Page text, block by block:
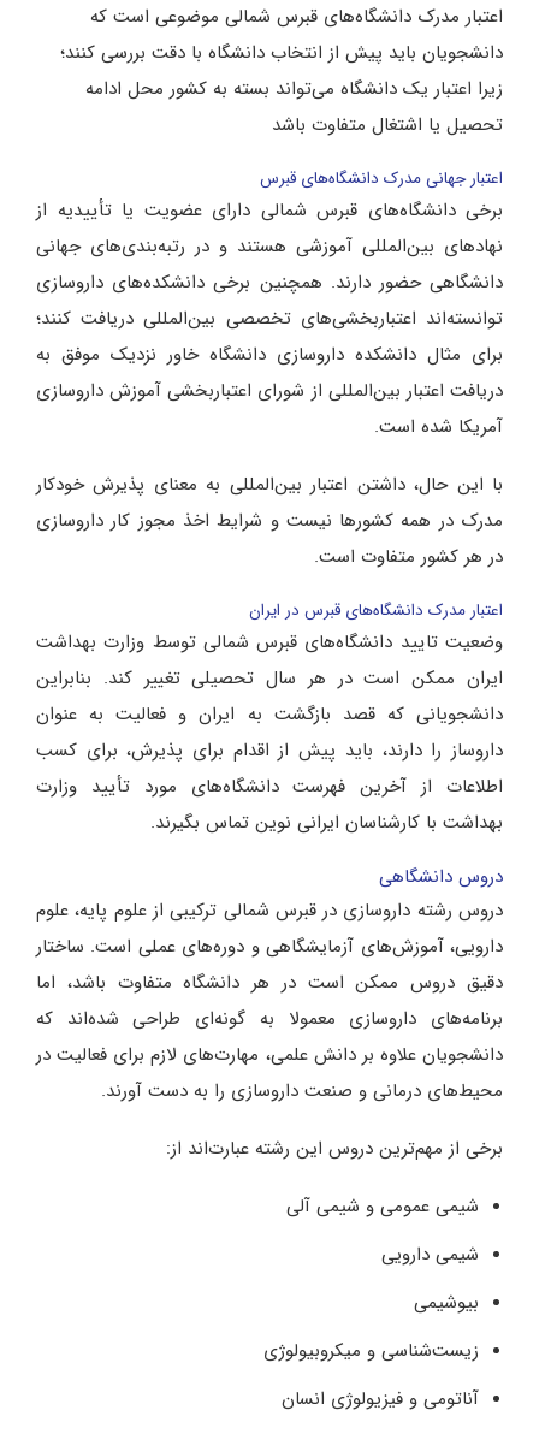
اعتبار مدرک دانشگاه‌های قبرس شمالی موضوعی است که
دانشجویان باید پیش از انتخاب دانشگاه با دقت بررسی کنند؛
زیرا اعتبار یک دانشگاه می‌تواند بسته به کشور محل ادامه
تحصیل یا اشتغال متفاوت باشد
اعتبار جهانی مدرک دانشگاه‌های قبرس
برخی دانشگاه‌های قبرس شمالی دارای عضویت یا تأییدیه از
نهادهای بین‌المللی آموزشی هستند و در رتبه‌بندی‌های جهانی
دانشگاهی حضور دارند. همچنین برخی دانشکده‌های داروسازی
توانسته‌اند اعتباربخشی‌های تخصصی بین‌المللی دریافت کنند؛
برای مثال دانشکده داروسازی دانشگاه خاور نزدیک موفق به
دریافت اعتبار بین‌المللی از شورای اعتباربخشی آموزش داروسازی
آمریکا شده است.
با این حال، داشتن اعتبار بین‌المللی به معنای پذیرش خودکار
مدرک در همه کشورها نیست و شرایط اخذ مجوز کار داروسازی
در هر کشور متفاوت است.
اعتبار مدرک دانشگاه‌های قبرس در ایران
وضعیت تایید دانشگاه‌های قبرس شمالی توسط وزارت بهداشت
ایران ممکن است در هر سال تحصیلی تغییر کند. بنابراین
دانشجویانی که قصد بازگشت به ایران و فعالیت به عنوان
داروساز را دارند، باید پیش از اقدام برای پذیرش، برای کسب
اطلاعات از آخرین فهرست دانشگاه‌های مورد تأیید وزارت
بهداشت با کارشناسان ایرانی نوین تماس بگیرند.
دروس دانشگاهی
دروس رشته داروسازی در قبرس شمالی ترکیبی از علوم پایه، علوم
دارویی، آموزش‌های آزمایشگاهی و دوره‌های عملی است. ساختار
دقیق دروس ممکن است در هر دانشگاه متفاوت باشد، اما
برنامه‌های داروسازی معمولا به گونه‌ای طراحی شده‌اند که
دانشجویان علاوه بر دانش علمی، مهارت‌های لازم برای فعالیت در
محیط‌های درمانی و صنعت داروسازی را به دست آورند.
برخی از مهم‌ترین دروس این رشته عبارت‌اند از:
شیمی عمومی و شیمی آلی
شیمی دارویی
بیوشیمی
زیست‌شناسی و میکروبیولوژی
آناتومی و فیزیولوژی انسان